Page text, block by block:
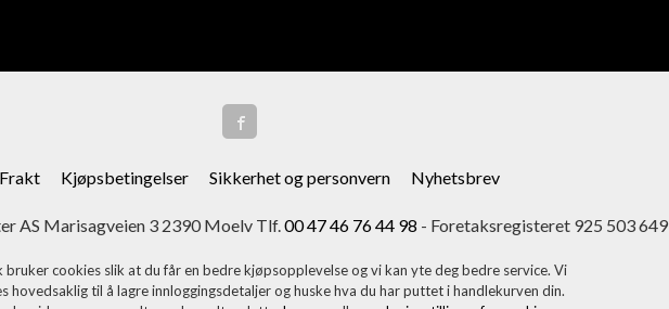
Frakt Kjøpsbetingelser Sikkerhet og personvern Nyhetsbrev
AS Marisagveien 3 2390 Moelv Tlf.00 47 46 76 44 98 - Foretaksregisteret 925 503 649
cookies slik at du får en bedre kjøpsopplevelse og vi kan yte deg bedre service. Vi
hovedsaklig til å lagre innloggingsdetaljer og huske hva du har puttet i handlekurven din.